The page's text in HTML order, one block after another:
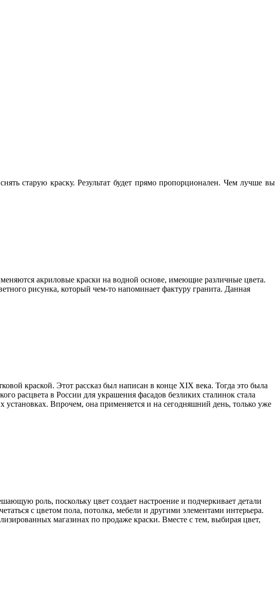
старую краску. Результат будет прямо пропорционален. Чем лучше вы
акриловые краски на водной основе, имеющие различные цвета.
рисунка, который чем-то напоминает фактуру гранита. Данная
краской. Этот рассказ был написан в конце XIX века. Тогда это была
расцвета в России для украшения фасадов безликих сталинок стала
Впрочем, она применяется и на сегодняшний день, только уже
роль, поскольку цвет создает настроение и подчеркивает детали
с цветом пола, потолка, мебели и другими элементами интерьера.
магазинах по продаже краски. Вместе с тем, выбирая цвет,